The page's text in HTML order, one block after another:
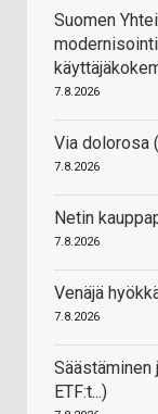
Suomen
7.8.2026
Via dolorosa
7.8.2026
Netin
7.8.2026
Venäjä
7.8.2026
Säästäminen
ETF:t...)